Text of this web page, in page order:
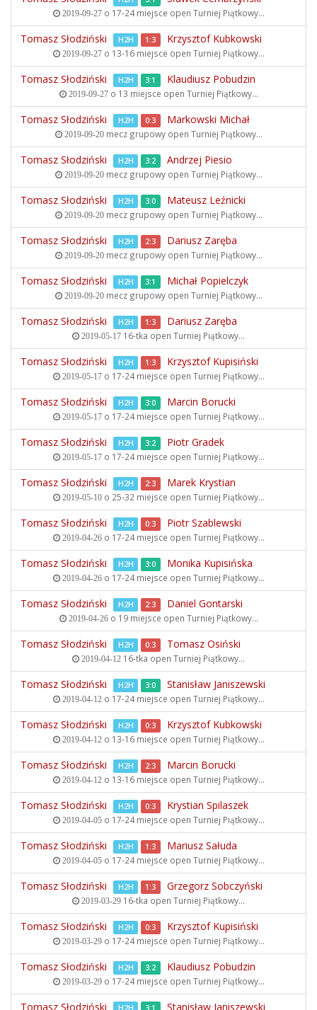
2019-09-27o 17-24 miejsce open Turniej Piątkowy...
Tomasz Słodziński H2H 1:3 Krzysztof Kubkowski
2019-09-27o 13-16 miejsce open Turniej Piątkowy...
Tomasz Słodziński H2H 3:1 Klaudiusz Pobudzin
2019-09-27o 13 miejsce open Turniej Piątkowy...
Tomasz Słodziński H2H 0:3 Markowski Michał
2019-09-20mecz grupowy open Turniej Piątkowy...
Tomasz Słodziński H2H 3:2 Andrzej Piesio
2019-09-20mecz grupowy open Turniej Piątkowy...
Tomasz Słodziński H2H 3:0 Mateusz Leźnicki
2019-09-20mecz grupowy open Turniej Piątkowy...
Tomasz Słodziński H2H 2:3 Dariusz Zaręba
2019-09-20mecz grupowy open Turniej Piątkowy...
Tomasz Słodziński H2H 3:1 Michał Popielczyk
2019-09-20mecz grupowy open Turniej Piątkowy...
Tomasz Słodziński H2H 1:3 Dariusz Zaręba
2019-05-17 16-tka open Turniej Piątkowy...
Tomasz Słodziński H2H 1:3 Krzysztof Kupisiński
2019-05-17o 17-24 miejsce open Turniej Piątkowy...
Tomasz Słodziński H2H 3:0 Marcin Borucki
2019-05-17o 17-24 miejsce open Turniej Piątkowy...
Tomasz Słodziński H2H 3:2 Piotr Gradek
2019-05-17o 17-24 miejsce open Turniej Piątkowy...
Tomasz Słodziński H2H 2:3 Marek Krystian
2019-05-10o 25-32 miejsce open Turniej Piątkowy...
Tomasz Słodziński H2H 0:3 Piotr Szablewski
2019-04-26o 17-24 miejsce open Turniej Piątkowy...
Tomasz Słodziński H2H 3:0 Monika Kupisińska
2019-04-26o 17-24 miejsce open Turniej Piątkowy...
Tomasz Słodziński H2H 2:3 Daniel Gontarski
2019-04-26o 19 miejsce open Turniej Piątkowy...
Tomasz Słodziński H2H 0:3 Tomasz Osiński
2019-04-12 16-tka open Turniej Piątkowy...
Tomasz Słodziński H2H 3:0 Stanisław Janiszewski
2019-04-12o 17-24 miejsce open Turniej Piątkowy...
Tomasz Słodziński H2H 0:3 Krzysztof Kubkowski
2019-04-12o 13-16 miejsce open Turniej Piątkowy...
Tomasz Słodziński H2H 2:3 Marcin Borucki
2019-04-12o 13-16 miejsce open Turniej Piątkowy...
Tomasz Słodziński H2H 0:3 Krystian Spilaszek
2019-04-05o 17-24 miejsce open Turniej Piątkowy...
Tomasz Słodziński H2H 1:3 Mariusz Sałuda
2019-04-05o 17-24 miejsce open Turniej Piątkowy...
Tomasz Słodziński H2H 1:3 Grzegorz Sobczyński
2019-03-29 16-tka open Turniej Piątkowy...
Tomasz Słodziński H2H 0:3 Krzysztof Kupisiński
2019-03-29o 17-24 miejsce open Turniej Piątkowy...
Tomasz Słodziński H2H 3:2 Klaudiusz Pobudzin
2019-03-29o 17-24 miejsce open Turniej Piątkowy...
Tomasz Słodziński H2H 3:1 Stanisław Janiszewski